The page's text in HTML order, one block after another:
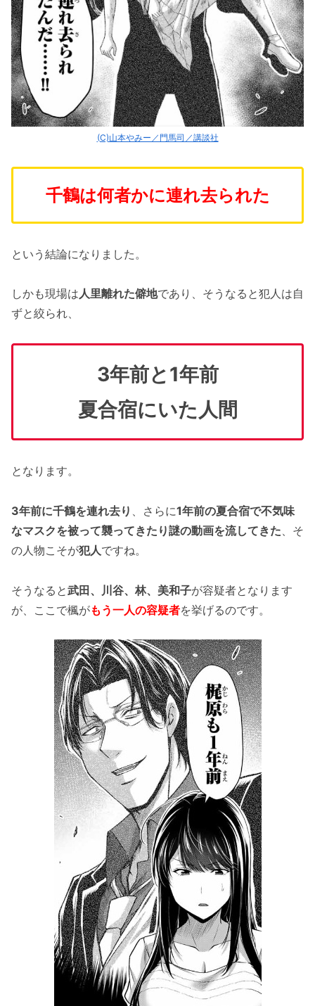
(C)山本やみー／門馬司／講談社
千鶴は何者かに連れ去られた
という結論になりました。
しかも現場は人里離れた僻地であり、そうなると犯人は自
ずと絞られ、
3年前と1年前
夏合宿にいた人間
となります。
3年前に千鶴を連れ去り 、さらに1年前の夏合宿で不気味
なマスクを被って襲ってきたり謎の動画を流してきた 、そ
の人物こそが犯人ですね。
そうなると武田、川谷、林、美和子が容疑者となります
が、ここで楓がもう一人の容疑者を挙げるのです。